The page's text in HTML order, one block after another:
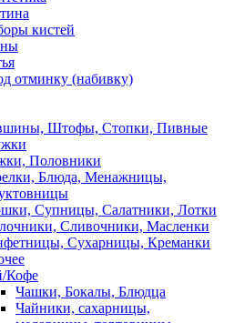
кистей
отминку (набивку)
Штофы, Стопки, Пивные
Половники
Блюда, Менажницы,
Супницы, Салатники, Лотки
Сливочники, Масленки
Сухарницы, Креманки
Кофе
Чашки, Бокалы, Блюдца
Чайники, сахарницы,